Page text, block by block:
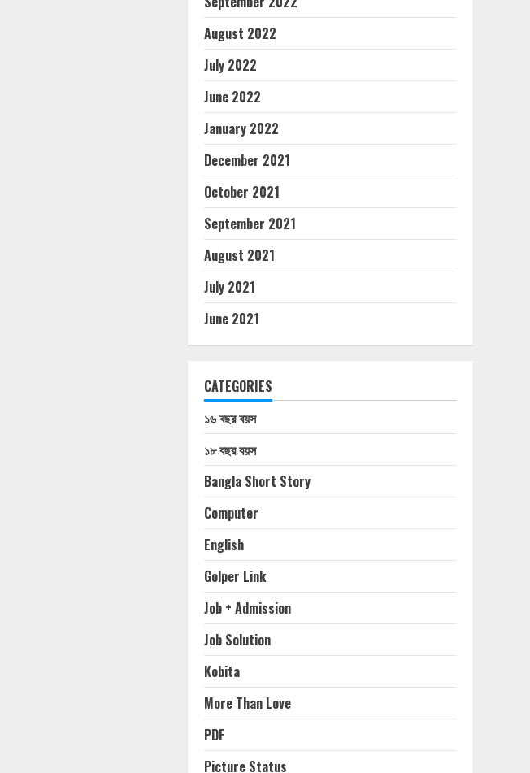
August 2022
July 2022
June 2022
January 2022
December 2021
October 2021
September 2021
August 2021
July 2021
June 2021
CATEGORIES
১৬ বছর বয়স
১৮ বছর বয়স
Bangla Short Story
Computer
English
Golper Link
Job + Admission
Job Solution
Kobita
More Than Love
PDF
Picture Status